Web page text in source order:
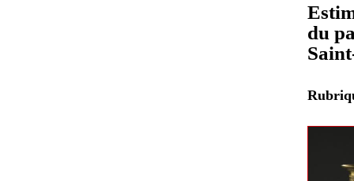
du